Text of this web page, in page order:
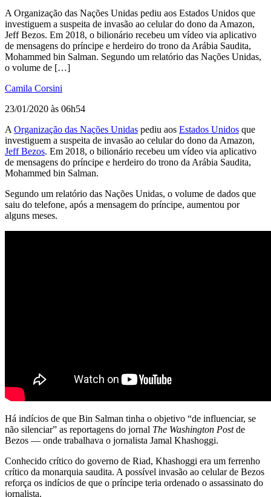
A Organização das Nações Unidas pediu aos Estados Unidos que
investiguem a suspeita de invasão ao celular do dono da Amazon,
Jeff Bezos. Em 2018, o bilionário recebeu um vídeo via aplicativo
de mensagens do príncipe e herdeiro do trono da Arábia Saudita,
Mohammed bin Salman. Segundo um relatório das Nações Unidas,
o volume de […]
Camila Corsini
23/01/2020 às 06h54
A Organização das Nações Unidas pediu aos Estados Unidos que
investiguem a suspeita de invasão ao celular do dono da Amazon,
Jeff Bezos. Em 2018, o bilionário recebeu um vídeo via aplicativo
de mensagens do príncipe e herdeiro do trono da Arábia Saudita,
Mohammed bin Salman.
Segundo um relatório das Nações Unidas, o volume de dados que
saiu do telefone, após a mensagem do príncipe, aumentou por
alguns meses.
Há indícios de que Bin Salman tinha o objetivo “de influenciar, se
não silenciar” as reportagens do jornal The Washington Postde
Bezos — onde trabalhava o jornalista Jamal Khashoggi.
Conhecido crítico do governo de Riad, Khashoggi era um ferrenho
crítico da monarquia saudita. A possível invasão ao celular de Bezos
reforça os indícios de que o príncipe teria ordenado o assassinato do
jornalista.